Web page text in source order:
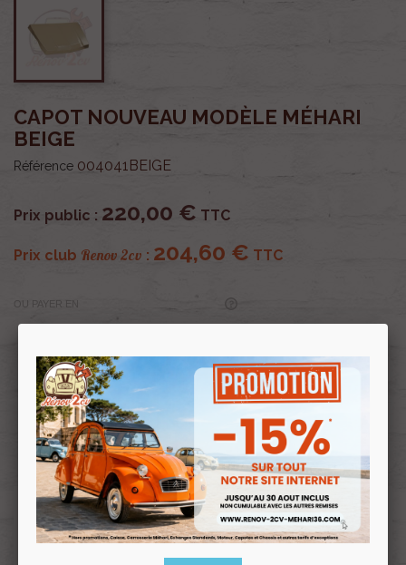
CAPOT NOUVEAU MODÈLE MÉHARI
BEIGE
Référence 004041BEIGE
Prix public : 220,00 € TTC
Prix club Renov 2cv : 204,60 € TTC
Profitez de prix remisés
avec la Carte clubRenov 2cv
Souscrire
au club
Renov 2cv
Capot nouveau modèle Méhari BEIGE